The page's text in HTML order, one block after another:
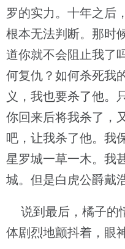
罗的实力。十年之后
根本无法判断。那时
道你就不会阻止我了
何复仇？如何杀死我
义，我也要杀了他。
你回来后将我杀了，
吧，让我杀了他。我
星罗城一草一木。我
城。但是白虎公爵戴
说到最后，橘子的
体剧烈地颤抖着，眼